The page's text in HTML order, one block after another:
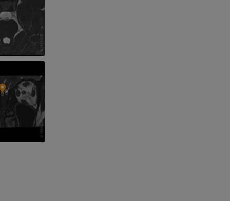
inferior
e ossos)
membros